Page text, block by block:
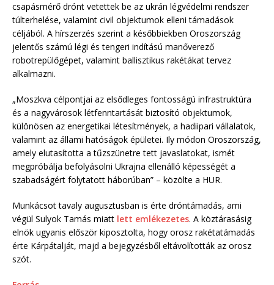
csapásmérő drónt vetettek be az ukrán légvédelmi rendszer
túlterhelése, valamint civil objektumok elleni támadások
céljából. A hírszerzés szerint a későbbiekben Oroszország
jelentős számú légi és tengeri indítású manőverező
robotrepülőgépet, valamint ballisztikus rakétákat tervez
alkalmazni.
„Moszkva célpontjai az elsődleges fontosságú infrastruktúra
és a nagyvárosok létfenntartását biztosító objektumok,
különösen az energetikai létesítmények, a hadiipari vállalatok,
valamint az állami hatóságok épületei. Ily módon Oroszország,
amely elutasította a tűzszünetre tett javaslatokat, ismét
megpróbálja befolyásolni Ukrajna ellenálló képességét a
szabadságért folytatott háborúban” – közölte a HUR.
Munkácsot tavaly augusztusban is érte dróntámadás, ami
végül Sulyok Tamás miatt lett emlékezetes. A köztárasásig
elnök ugyanis először kiposztolta, hogy orosz rakétatámadás
érte Kárpátalját, majd a bejegyzésből eltávolították az orosz
szót.